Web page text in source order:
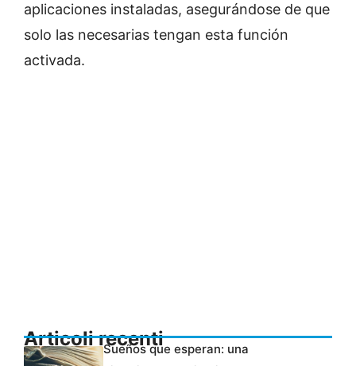
aplicaciones instaladas, asegurándose de que
solo las necesarias tengan esta función
activada.
Articoli recentiSueños que esperan: una